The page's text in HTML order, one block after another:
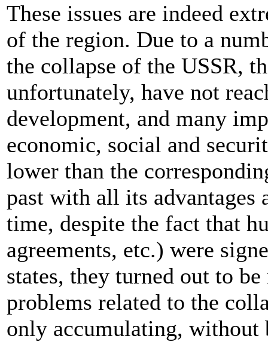
These issues are indeed
of the region. Due to a
the collapse of the USSR,
unfortunately, have not
development, and many
economic, social and
lower than the
past with all its advantages
time, despite the fact that
agreements, etc.) were
states, they turned out to
problems related to the
only accumulating, without